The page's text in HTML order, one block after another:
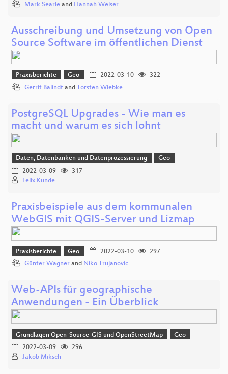
Mark Searle and Hannah Weiser
Ausschreibung und Umsetzung von Open
Source Software im öffentlichen Dienst
Praxisberichte Geo 2022-03-10
322
Gerrit Balindt and Torsten Wiebke
PostgreSQL Upgrades - Wie man es
macht und warum es sich lohnt
Daten, Datenbanken und Datenprozessierung
Geo
2022-03-09
317
Felix Kunde
Praxisbeispiele aus dem kommunalen
WebGIS mit QGIS-Server und Lizmap
Praxisberichte Geo 2022-03-10
297
Günter Wagner and Niko Trujanovic
Web-APIs für geographische
Anwendungen - Ein Überblick
Grundlagen Open-Source-GIS und OpenStreetMap
Geo
2022-03-09
296
Jakob Miksch